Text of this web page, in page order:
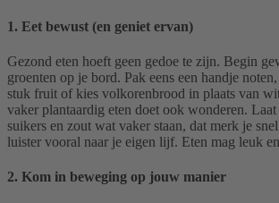
1. Eet bewust (en geniet ervan)
Gezond eten hoeft geen gedoe te zijn. Begin
groenten op je bord. Pak eens een handje
stuk fruit of kies volkorenbrood in plaats van
vaker plantaardig eten doet ook wonderen. Laat
suikers en zout wat vaker staan, dat merk je
luister vooral naar je eigen lijf. Eten mag leuk
2. Kom in beweging op jouw manier